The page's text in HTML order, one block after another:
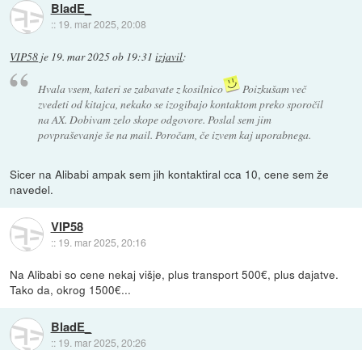
BladE_
:: 19. mar 2025, 20:08
VIP58 je 19. mar 2025 ob 19:31 izjavil:
Hvala vsem, kateri se zabavate z kosilnico
Poizkušam več
zvedeti od kitajca, nekako se izogibajo kontaktom preko sporočil
na AX. Dobivam zelo skope odgovore. Poslal sem jim
povpraševanje še na mail. Poročam, če izvem kaj uporabnega.
Sicer na Alibabi ampak sem jih kontaktiral cca 10, cene sem že
navedel.
VIP58
:: 19. mar 2025, 20:16
Na Alibabi so cene nekaj višje, plus transport 500€, plus dajatve.
Tako da, okrog 1500€...
BladE_
:: 19. mar 2025, 20:26